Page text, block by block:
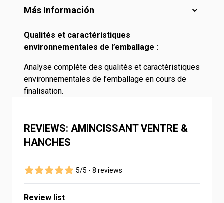
Más Información
Qualités et caractéristiques
environnementales de l’emballage :
Analyse complète des qualités et caractéristiques
environnementales de l’emballage en cours de
finalisation.
REVIEWS: AMINCISSANT VENTRE &
HANCHES
5/5 - 8 reviews
Review list